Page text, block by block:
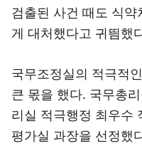
검출된 사건 때도 식약
게 대처했다고 귀띔했
국무조정실의 적극적
큰 몫을 했다. 국무총
리실 적극행정 최우수
평가실 과장을 선정했